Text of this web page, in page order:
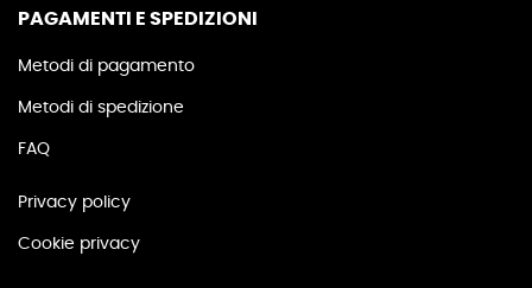
PAGAMENTI E SPEDIZIONI
Metodi di pagamento
Metodi di spedizione
FAQ
Privacy policy
Cookie privacy